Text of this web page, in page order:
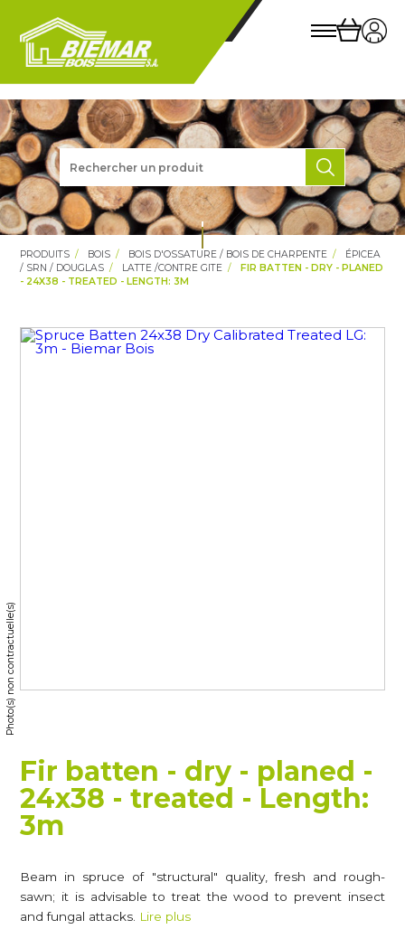
PRODUITS BOIS BOIS D'OSSATURE / BOIS DE CHARPENTE
ÉPICEA
/ SRN / DOUGLAS
LATTE /CONTRE GITE
FIR BATTEN - DRY - PLANED
- 24X38 - TREATED - LENGTH: 3M
Photo(s) non contractuelle(s)
Fir batten - dry - planed -
24x38 - treated - Length:
3m
Beam in spruce of "structural" quality, fresh and rough-
sawn; it is advisable to treat the wood to prevent insect
and fungal attacks. Lire plus